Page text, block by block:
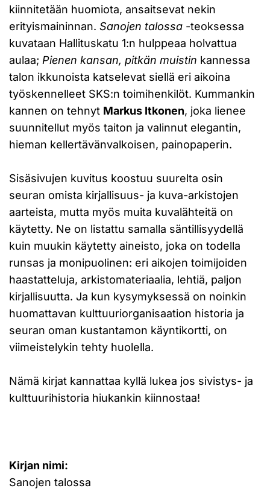
kiinnitetään huomiota, ansaitsevat nekin
erityismaininnan. Sanojen talossa -teoksessa
kuvataan Hallituskatu 1:n hulppeaa holvattua
aulaa; Pienen kansan, pitkän muistin kannessa
talon ikkunoista katselevat siellä eri aikoina
työskennelleet SKS:n toimihenkilöt. Kummankin
kannen on tehnyt Markus Itkonen, joka lienee
suunnitellut myös taiton ja valinnut elegantin,
hieman kellertävänvalkoisen, painopaperin.
Sisäsivujen kuvitus koostuu suurelta osin
seuran omista kirjallisuus- ja kuva-arkistojen
aarteista, mutta myös muita kuvalähteitä on
käytetty. Ne on listattu samalla säntillisyydellä
kuin muukin käytetty aineisto, joka on todella
runsas ja monipuolinen: eri aikojen toimijoiden
haastatteluja, arkistomateriaalia, lehtiä, paljon
kirjallisuutta. Ja kun kysymyksessä on noinkin
huomattavan kulttuuriorganisaation historia ja
seuran oman kustantamon käyntikortti, on
viimeistelykin tehty huolella.
Nämä kirjat kannattaa kyllä lukea jos sivistys- ja
kulttuurihistoria hiukankin kiinnostaa!
Kirjan nimi:
Sanojen talossa